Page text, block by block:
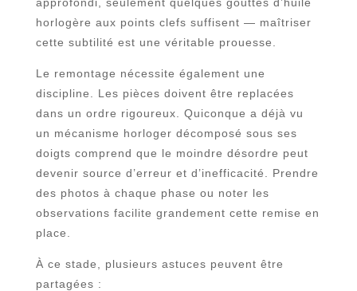
horlogère aux points clefs suffisent — maîtriser
cette subtilité est une véritable prouesse.
Le remontage nécessite également une
discipline. Les pièces doivent être replacées
dans un ordre rigoureux. Quiconque a déjà vu
un mécanisme horloger décomposé sous ses
doigts comprend que le moindre désordre peut
devenir source d’erreur et d’inefficacité. Prendre
des photos à chaque phase ou noter les
observations facilite grandement cette remise en
place.
À ce stade, plusieurs astuces peuvent être
partagées :